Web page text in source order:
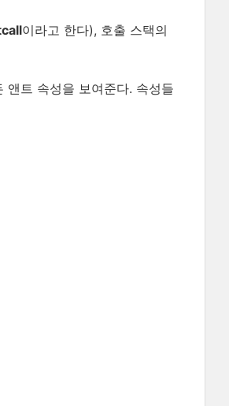
이라고 한다), 호출 스택의
트 속성을 보여준다. 속성들